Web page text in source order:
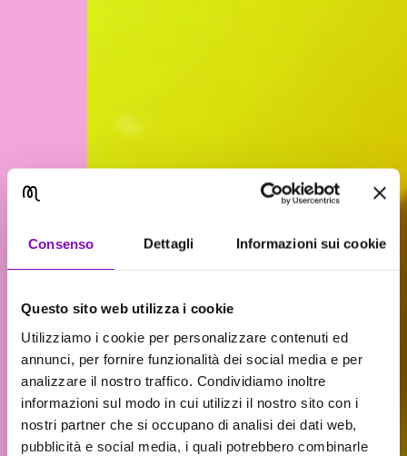
Consenso Dettagli Informazioni sui cookie
Questo sito web utilizza i cookie
Utilizziamo i cookie per personalizzare contenuti ed
annunci, per fornire funzionalità dei social media e per
analizzare il nostro traffico. Condividiamo inoltre
informazioni sul modo in cui utilizzi il nostro sito con i
nostri partner che si occupano di analisi dei dati web,
pubblicità e social media, i quali potrebbero combinarle